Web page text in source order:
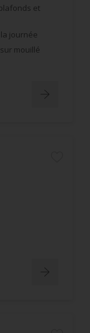
et
journée
mouillé